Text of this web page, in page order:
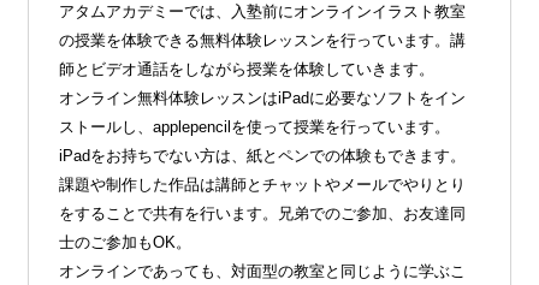
アタムアカデミーでは、入塾前にオンラインイラスト教室
の授業を体験できる無料体験レッスンを行っています。講
師とビデオ通話をしながら授業を体験していきます。
オンライン無料体験レッスンはiPadに必要なソフトをイン
ストールし、applepencilを使って授業を行っています。
iPadをお持ちでない方は、紙とペンでの体験もできます。
課題や制作した作品は講師とチャットやメールでやりとり
をすることで共有を行います。兄弟でのご参加、お友達同
士のご参加もOK。
オンラインであっても、対面型の教室と同じように学ぶこ